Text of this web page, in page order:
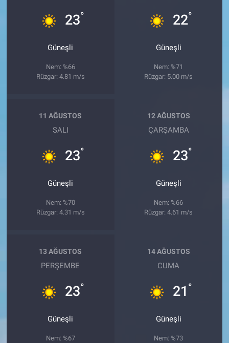
23°
Güneşli
Nem: %66
Rüzgar: 4.81 m/s
22°
Güneşli
Nem: %71
Rüzgar: 5.00 m/s
11 AĞUSTOS
SALI
23°
Güneşli
Nem: %70
Rüzgar: 4.31 m/s
12 AĞUSTOS
ÇARŞAMBA
23°
Güneşli
Nem: %66
Rüzgar: 4.61 m/s
13 AĞUSTOS
PERŞEMBE
23°
Güneşli
Nem: %67
14 AĞUSTOS
CUMA
21 °
Güneşli
Nem: %73